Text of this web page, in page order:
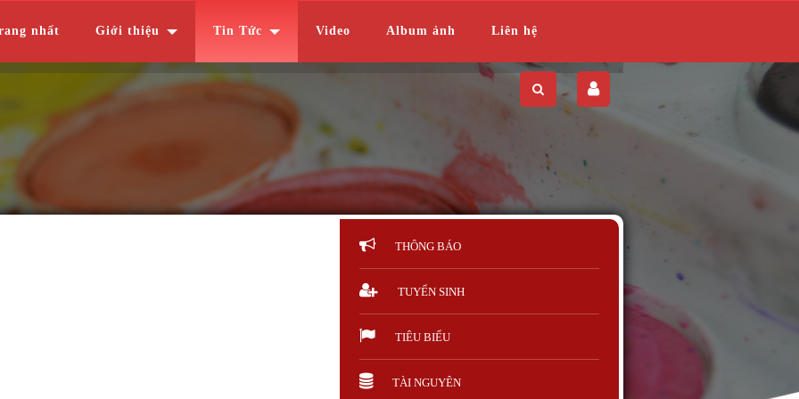
nhất Giới thiệu Tin Tức Video Album ảnh Liên hệ
THÔNG BÁO
TUYỂN SINH
TIÊU BIỂU
TÀI NGUYÊN